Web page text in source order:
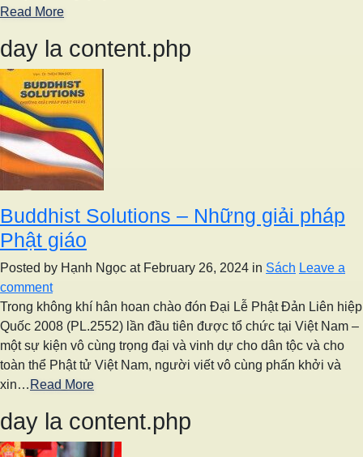
Read More
day la content.php
Buddhist Solutions – Những giải pháp
Phật giáo
Posted by Hạnh Ngọc at February 26, 2024 in Sách Leave a
comment
Trong không khí hân hoan chào đón Đại Lễ Phật Đản Liên hiệp
Quốc 2008 (PL.2552) lần đầu tiên được tổ chức tại Việt Nam –
một sự kiện vô cùng trọng đại và vinh dự cho dân tộc và cho
toàn thể Phật tử Việt Nam, người viết vô cùng phấn khởi và
xin… Read More
day la content.php